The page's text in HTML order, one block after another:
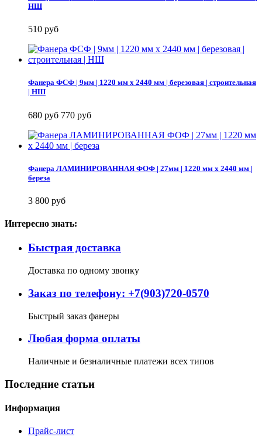
НШ
510 руб
Фанера ФСФ | 9мм | 1220 мм х 2440 мм | березовая | строительная
| НШ
680 руб 770 руб
Фанера ЛАМИНИРОВАННАЯ ФОФ | 27мм | 1220 мм х 2440 мм |
береза
3 800 руб
Интересно знать:
Быстрая доставка
Доставка по одному звонку
Заказ по телефону: +7(903)720-0570
Быстрый заказ фанеры
Любая форма оплаты
Наличные и безналичные платежи всех типов
Последние статьи
Информация
Прайс-лист